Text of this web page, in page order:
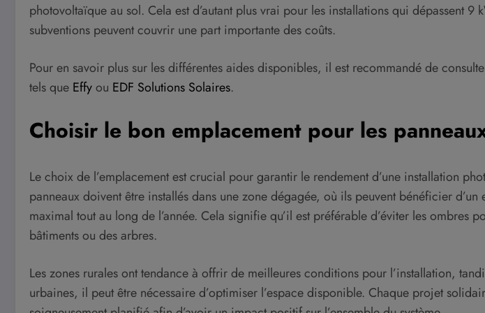
photovoltaïque au sol. Cela est d’autant plus vrai pour les installations qui dépassent 9
subventions peuvent couvrir une part importante des coûts.
Pour en savoir plus sur les différentes aides disponibles, il est recommandé de
tels que Effyou EDF Solutions Solaires.
Choisir le bon emplacement pour les
Le choix de l’emplacement est crucial pour garantir le rendement d’une installation
panneaux doivent être installés dans une zone dégagée, où ils peuvent bénéficier d’un
maximal tout au long de l’année. Cela signifie qu’il est préférable d’éviter les ombres
bâtiments ou des arbres.
Les zones rurales ont tendance à offrir de meilleures conditions pour l’installation,
urbaines, il peut être nécessaire d’optimiser l’espace disponible. Chaque projet